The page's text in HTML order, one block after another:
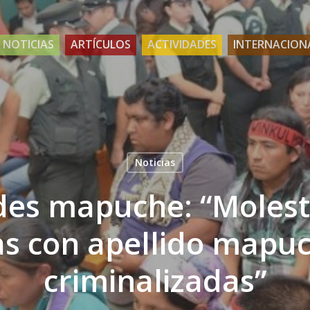
NOTICIAS ARTÍCULOS ACTIVIDADES
Noticias
mapuche:
con apellido
criminalizadas”